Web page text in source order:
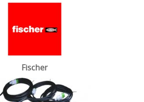
Fischer